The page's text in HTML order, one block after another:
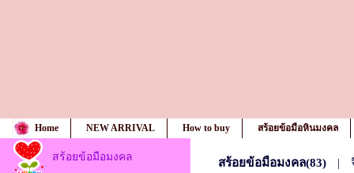
Home NEW ARRIVAL How to buy สร้อยข้อมือหินมงคล
สร้อยข้อมือมงคล สร้อยข้อมือมงคล(83)